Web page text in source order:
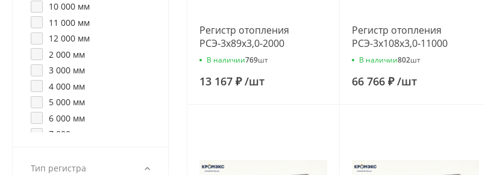
10 000 мм
11 000 мм
12 000 мм
2 000 мм
3 000 мм
4 000 мм
5 000 мм
6 000 мм
7 000 мм
9 000 мм
Тип регистра
Регистр отопления
РСЭ-3x89x3,0-2000
В наличии769шт
13 167 ₽/шт
Регистр отопления
РСЭ-3x108x3,0-11000
В наличии802шт
66 766 ₽/шт